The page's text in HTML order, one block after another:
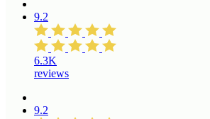
9.2
6.3K
reviews
9.2